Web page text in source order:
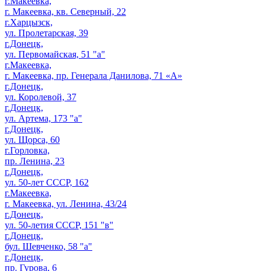
г. Макеевка, кв. Северный, 22
г.Харцызск,
ул. Пролетарская, 39
г.Донецк,
ул. Первомайская, 51 "а"
г.Макеевка,
г. Макеевка, пр. Генерала Данилова, 71 «А»
г.Донецк,
ул. Королевой, 37
г.Донецк,
ул. Артема, 173 "а"
г.Донецк,
ул. Щорса, 60
г.Горловка,
пр. Ленина, 23
г.Донецк,
ул. 50-лет СССР, 162
г.Макеевка,
г. Макеевка, ул. Ленина, 43/24
г.Донецк,
ул. 50-летия СССР, 151 "в"
г.Донецк,
бул. Шевченко, 58 "а"
г.Донецк,
пр. Гурова, 6